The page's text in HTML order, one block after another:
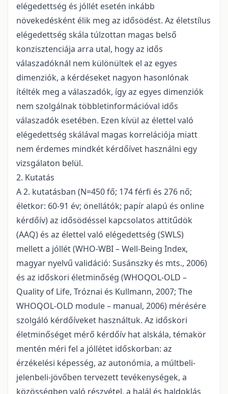
elégedettség és jóllét esetén inkább
növekedésként élik meg az idősödést. Az életstílus
elégedettség skála túlzottan magas belső
konzisztenciája arra utal, hogy az idős
válaszadóknál nem különültek el az egyes
dimenziók, a kérdéseket nagyon hasonlónak
ítélték meg a válaszadók, így az egyes dimenziók
nem szolgálnak többletinformációval idős
válaszadók esetében. Ezen kívül az élettel való
elégedettség skálával magas korrelációja miatt
nem érdemes mindkét kérdőívet használni egy
vizsgálaton belül.
2. Kutatás
A 2. kutatásban (N=450 fő; 174 férfi és 276 nő;
életkor: 60-91 év; önellátók; papír alapú és online
kérdőív) az idősödéssel kapcsolatos attitűdök
(AAQ) és az élettel való elégedettség (SWLS)
mellett a jóllét (WHO-WBI – Well-Being Index,
magyar nyelvű validáció: Susánszky és mts., 2006)
és az időskori életminőség (WHOQOL-OLD –
Quality of Life, Tróznai és Kullmann, 2007; The
WHOQOL-OLD module – manual, 2006) mérésére
szolgáló kérdőíveket használtuk. Az időskori
életminőséget mérő kérdőív hat alskála, témakör
mentén méri fel a jóllétet időskorban: az
érzékelési képesség, az autonómia, a múltbeli-
jelenbeli-jövőben tervezett tevékenységek, a
közösségben való részvétel, a halál és haldoklás